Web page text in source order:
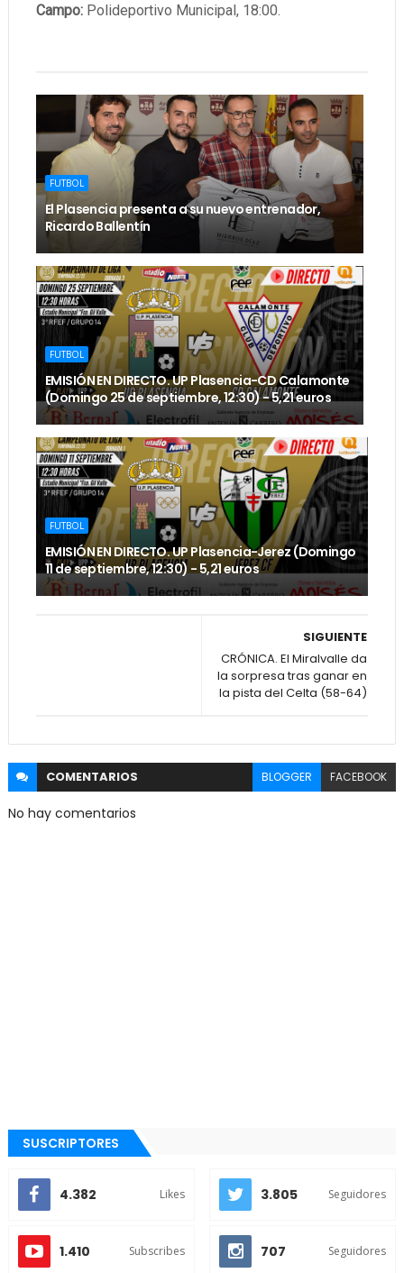
Campo:Polideportivo Municipal, 18:00.
FUTBOL
El Plasencia presenta a su nuevo entrenador,
Ricardo Ballentín
FUTBOL
EMISIÓN EN DIRECTO. UP Plasencia-CD Calamonte
(Domingo 25 de septiembre, 12:30) - 5,21 euros
FUTBOL
EMISIÓN EN DIRECTO. UP Plasencia-Jerez (Domingo
11 de septiembre, 12:30) - 5,21 euros
SIGUIENTE
CRÓNICA. El Miralvalle da
la sorpresa tras ganar en
la pista del Celta (58-64)
COMENTARIOS BLOGGER FACEBOOK
No hay comentarios
SUSCRIPTORES
4.382 Likes 3.805 Seguidores
1.410 Subscribes 707 Seguidores